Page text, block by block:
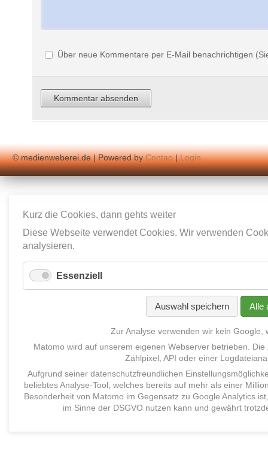
Über neue Kommentare per E-Mail benachrichtigen
© medienweberei.de | Powered byContao|Login
Kurz die Cookies, dann gehts weiter
Diese Webseite verwendet Cookies. Wir verwenden
analysieren.
Essenziell
Auswahl speichern Alle
Zur Analyse verwenden wir kein Google,
Matomo wird auf unserem eigenen Webserver betrieben. Die
Zählpixel, API oder einer
Aufgrund seiner datenschutzfreundlichen
beliebtesAnalyse-Tool, welches bereits auf mehr als einer
Besonderheit von Matomo im Gegensatz zu Google Analytics
im Sinne der DSGVO nutzen kann und gewährt